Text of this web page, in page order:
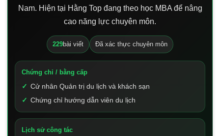
Nam. Hiện tại Hằng Top đang theo học MBA để nâng
cao năng lực chuyên môn.
229bài viết Đã xác thực chuyên môn
Chứng chỉ / bằng cấp
Cử nhân Quản trị du lịch và khách sạn
Chứng chỉ hướng dẫn viên du lịch
Lịch sử công tác